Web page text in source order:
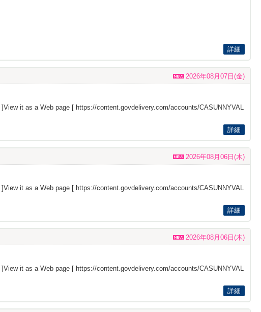
詳細
2026年08月07日(金)
]View it as a Web page [ https://content.govdelivery.com/accounts/CASUNNYVAL
詳細
2026年08月06日(木)
]View it as a Web page [ https://content.govdelivery.com/accounts/CASUNNYVAL
詳細
2026年08月06日(木)
]View it as a Web page [ https://content.govdelivery.com/accounts/CASUNNYVAL
詳細